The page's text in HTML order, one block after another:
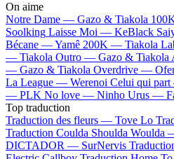
On aime
Notre Dame — Gazo & Tiakola
Soolking Laisse Moi — KeBlack
Bécane —Yamê 200K — Tiakola
— Tiakola Outro — Gazo & Tiakola
— Gazo & Tiakola Overdrive —
La League — Werenoi Celui qui
— PLK No love — Ninho Urus —
Top traduction
Traduction des fleurs — Tove Lo
Traduction Coulda Shoulda Woulda
DICTADOR — SurNervis